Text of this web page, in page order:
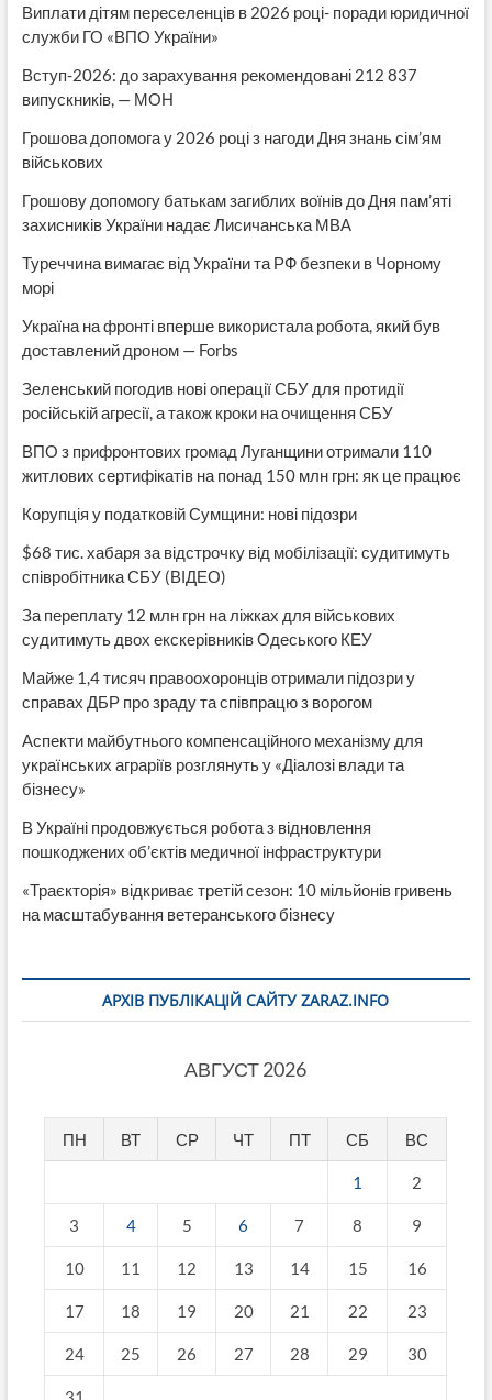
Виплати дітям переселенців в 2026 році- поради юридичної
служби ГО «ВПО України»
Вступ-2026: до зарахування рекомендовані 212 837
випускників, — МОН
Грошова допомога у 2026 році з нагоди Дня знань сім’ям
військових
Грошову допомогу батькам загиблих воїнів до Дня пам’яті
захисників України надає Лисичанська МВА
Туреччина вимагає від України та РФ безпеки в Чорному
морі
Україна на фронті вперше використала робота, який був
доставлений дроном — Forbs
Зеленський погодив нові операції СБУ для протидії
російській агресії, а також кроки на очищення СБУ
ВПО з прифронтових громад Луганщини отримали 110
житлових сертифікатів на понад 150 млн грн: як це працює
Корупція у податковій Сумщини: нові підозри
$68 тис. хабаря за відстрочку від мобілізації: судитимуть
співробітника СБУ (ВІДЕО)
За переплату 12 млн грн на ліжках для військових
судитимуть двох екскерівників Одеського КЕУ
Майже 1,4 тисяч правоохоронців отримали підозри у
справах ДБР про зраду та співпрацю з ворогом
Аспекти майбутнього компенсаційного механізму для
українських аграріїв розглянуть у «Діалозі влади та
бізнесу»
В Україні продовжується робота з відновлення
пошкоджених об’єктів медичної інфраструктури
«Траєкторія» відкриває третій сезон: 10 мільйонів гривень
на масштабування ветеранського бізнесу
АРХІВ ПУБЛІКАЦІЙ САЙТУ ZARAZ.INFO
АВГУСТ 2026
ПН ВТ СР ЧТ ПТ СБ ВС
1 2
3 4 5 6 7 8 9
10 11 12 13 14 15 16
17 18 19 20 21 22 23
24 25 26 27 28 29 30